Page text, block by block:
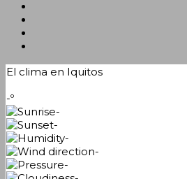
El clima en Iquitos
-º
-
-
-
-
-